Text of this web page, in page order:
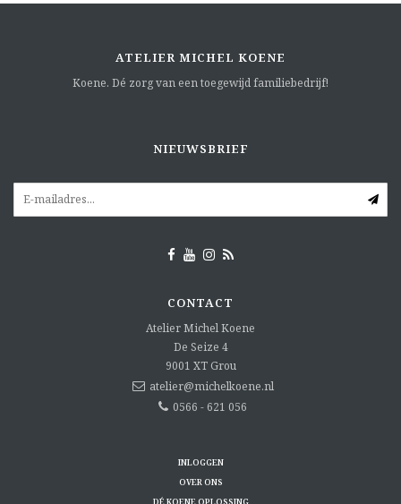
ATELIER MICHEL KOENE
Koene. Dé zorg van een toegewijd familiebedrijf!
NIEUWSBRIEF
CONTACT
Atelier Michel Koene
De Seize 4
9001 XT Grou
atelier@michelkoene.nl
0566 - 621 056
INLOGGEN
OVER ONS
DÉ KOENE OPLOSSING